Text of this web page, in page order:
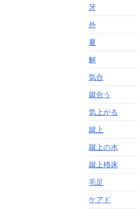
牙
外
夏
解
気合
蹴合う
気上がる
蹴上
蹴上の水
蹴上櫓床
毛足
ケアド